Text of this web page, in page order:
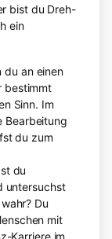
bist du Dreh-
ein
du an einen
bestimmt
Sinn. Im
Bearbeitung
du zum
du
untersuchst
Du
mit
Karriere im